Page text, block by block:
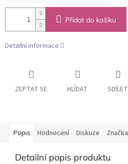
Přidat do košíku
Detailní informace
ZEPTAT SE HLÍDAT SDÍLET
Popis Hodnocení Diskuze Značka
Detailní popis produktu